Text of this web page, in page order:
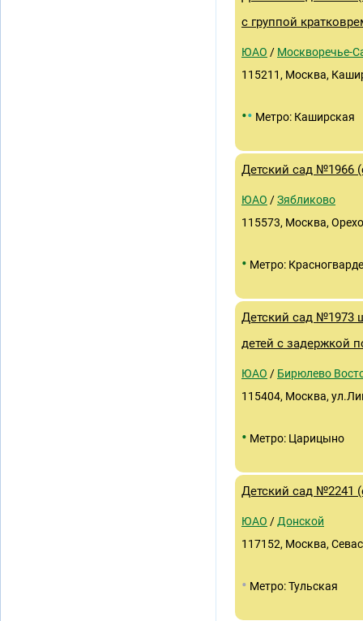
с группой
ЮАО / Москворечье-
115211, Москва,
•• Метро: Каширская
Детский сад №1966
ЮАО /Зябликово
115573, Москва,
• Метро:
Детский сад №1973
детей с задержкой
ЮАО / Бирюлево
115404, Москва,
• Метро: Царицыно
Детский сад №2241
ЮАО / Донской
117152, Москва,
• Метро: Тульская